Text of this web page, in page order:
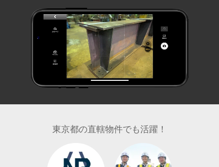
東京都の直轄物件でも活躍！